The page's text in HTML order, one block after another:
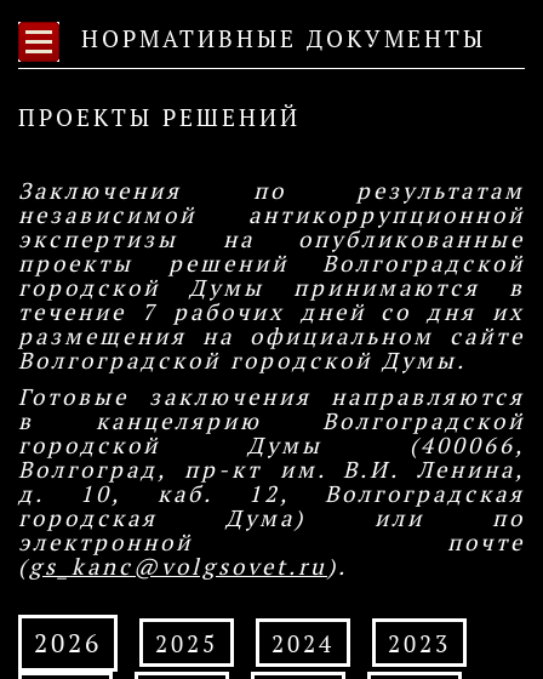
НОРМАТИВНЫЕ ДОКУМЕНТЫ
ПРОЕКТЫ РЕШЕНИЙ
Заключения по результатам
независимой антикоррупционной
экспертизы на опубликованные
проекты решений Волгоградской
городской Думы принимаются в
течение 7 рабочих дней со дня их
размещения на официальном сайте
Волгоградской городской Думы.
Готовые заключения направляются
в канцелярию Волгоградской
городской Думы (400066,
Волгоград, пр-кт им. В.И. Ленина,
д. 10, каб. 12, Волгоградская
городская Дума) или по
электронной почте
(gs_kanc@volgsovet.ru ).
2026 2025 2024
2023